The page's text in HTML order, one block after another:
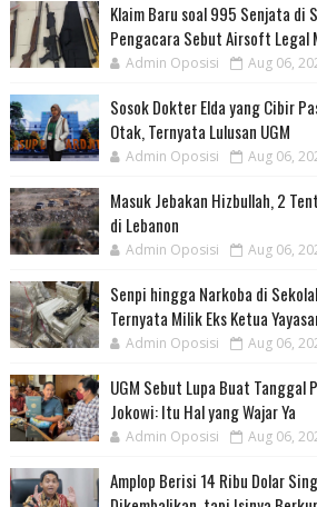
Klaim Baru soal 995 Senjata di
Pengacara Sebut Airsoft Legal
Admin Oposisi Aug 06,
Sosok Dokter Elda yang Cibir
Otak, Ternyata Lulusan UGM
Admin Oposisi Aug 06,
Masuk Jebakan Hizbullah, 2
di Lebanon
Admin Oposisi Aug 06,
Senpi hingga Narkoba di
Ternyata Milik Eks Ketua
Admin Oposisi Aug 06,
UGM Sebut Lupa Buat Tanggal
Jokowi: Itu Hal yang Wajar Ya
Admin Oposisi Aug 06,
Amplop Berisi 14 Ribu Dolar